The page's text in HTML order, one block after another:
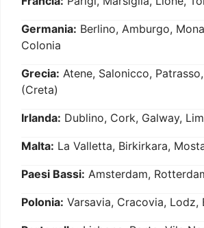
Germania: Berlino, Amburgo,
Colonia
Grecia: Atene, Salonicco,
(Creta)
Irlanda: Dublino, Cork, Galway,
Malta: La Valletta, Birkirkara,
Paesi Bassi: Amsterdam,
Polonia: Varsavia, Cracovia, Lodz,